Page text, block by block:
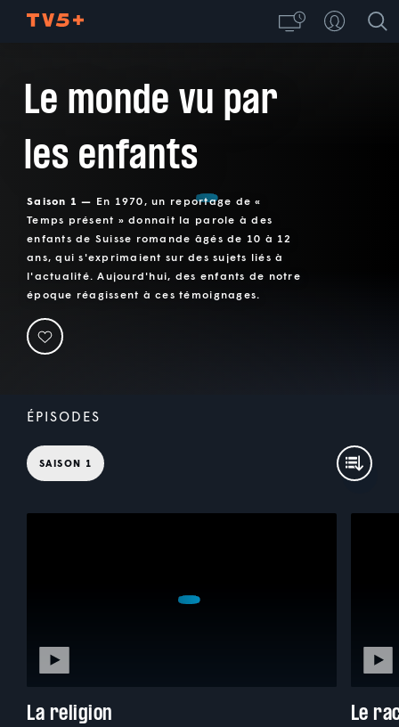
Le monde vu par
les enfants
Saison 1 — En 1970, un reportage de «
Temps présent » donnait la parole à des
enfants de Suisse romande âgés de 10 à 12
ans, qui s'exprimaient sur des sujets liés à
l'actualité. Aujourd'hui, des enfants de notre
époque réagissent à ces témoignages.
ÉPISODES
SAISON 1
La religion Le